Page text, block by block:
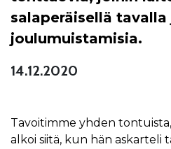
salaperäisellä
joulumuistamisia.
14.12.2020
Tavoitimme yhden
alkoi siitä, kun hän askarteli